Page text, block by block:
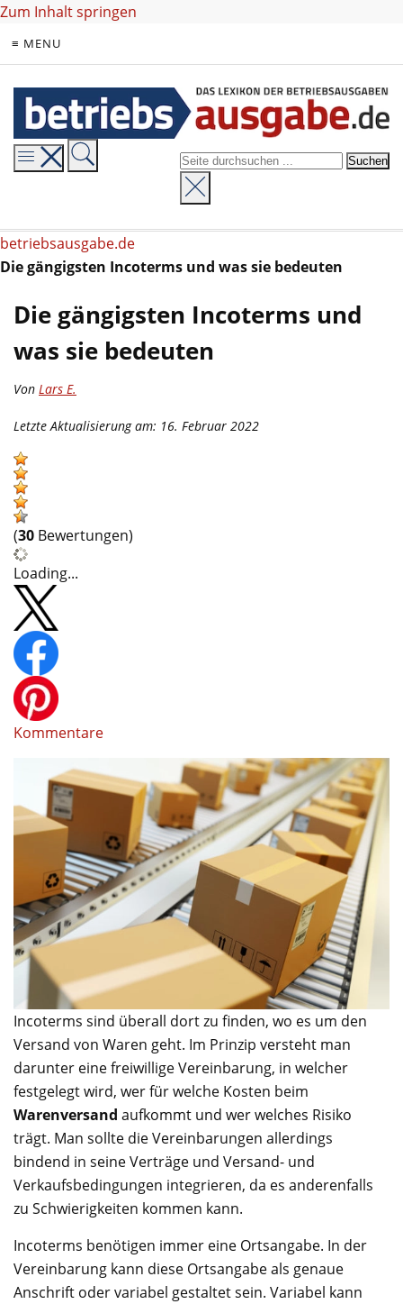
Zum Inhalt springen
≡ MENU
betriebsausgabe.de
Die gängigsten Incoterms und was sie bedeuten
Die gängigsten Incoterms und
was sie bedeuten
Von Lars E.
Letzte Aktualisierung am: 16. Februar 2022
(30 Bewertungen)
Loading...
Kommentare
Incoterms sind überall dort zu finden, wo es um den
Versand von Waren geht. Im Prinzip versteht man
darunter eine freiwillige Vereinbarung, in welcher
festgelegt wird, wer für welche Kosten beim
Warenversand aufkommt und wer welches Risiko
trägt. Man sollte die Vereinbarungen allerdings
bindend in seine Verträge und Versand- und
Verkaufsbedingungen integrieren, da es anderenfalls
zu Schwierigkeiten kommen kann.
Incoterms benötigen immer eine Ortsangabe. In der
Vereinbarung kann diese Ortsangabe als genaue
Anschrift oder variabel gestaltet sein. Variabel kann